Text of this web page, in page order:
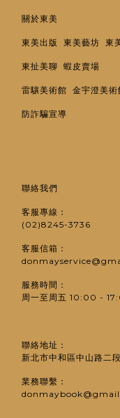
關於東美
東美出版 東美藝坊 東
東扯美聊 蝦皮賣場
雷驤美術館 金宇澄美術
防詐騙宣導
聯絡我們
客服專線：
(02)8245-3736
客服信箱：
服務時間：
周一至周五 10:00 -
聯絡地址：
新北市中和區中山路二
業務聯繫：